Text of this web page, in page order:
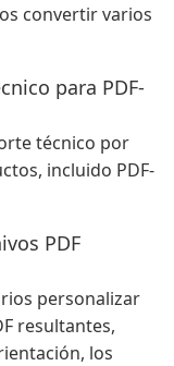
convertir varios
para PDF-
técnico por
incluido PDF-
PDF
personalizar
resultantes,
los